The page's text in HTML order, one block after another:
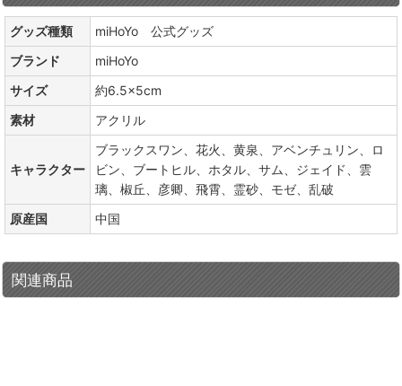
グッズ種類
miHoYo 公式グッズ
ブランド
miHoYo
サイズ
約6.5×5cm
素材
アクリル
キャラクター
ブラックスワン、花火、黄泉、アベンチュリン、ロ
ビン、ブートヒル、ホタル、サム、ジェイド、雲
璃、椒丘、彦卿、飛霄、霊砂、モゼ、乱破
原産国
中国
関連商品